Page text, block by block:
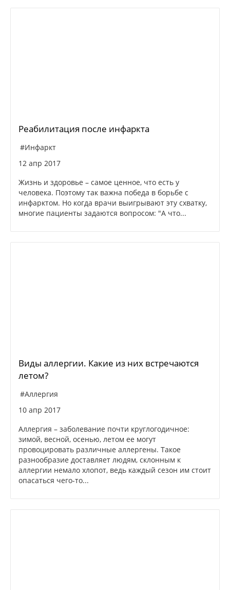
Реабилитация после инфаркта
#Инфаркт
12 апр 2017
Жизнь и здоровье – самое ценное, что есть у
человека. Поэтому так важна победа в борьбе с
инфарктом. Но когда врачи выигрывают эту схватку,
многие пациенты задаются вопросом: "А что...
Виды аллергии. Какие из них встречаются
летом?
#Аллергия
10 апр 2017
Аллергия – заболевание почти круглогодичное:
зимой, весной, осенью, летом ее могут
провоцировать различные аллергены. Такое
разнообразие доставляет людям, склонным к
аллергии немало хлопот, ведь каждый сезон им стоит
опасаться чего-то...